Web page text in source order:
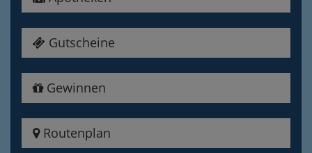
Gutscheine
Gewinnen
Routenplan